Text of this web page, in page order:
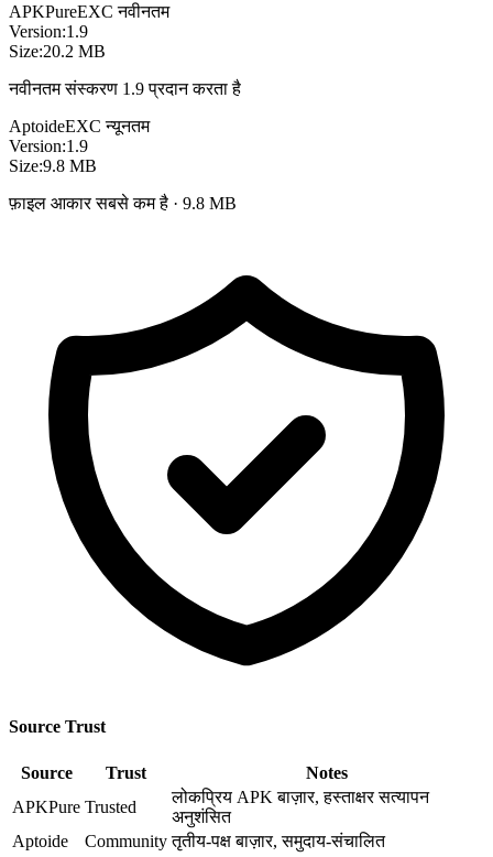
APKPureEXC नवीनतम
Version:1.9
Size:20.2 MB
नवीनतम संस्करण 1.9 प्रदान करता है
AptoideEXC न्यूनतम
Version:1.9
Size:9.8 MB
फ़ाइल आकार सबसे कम है · 9.8 MB
Source Trust
Source Trust
Notes
APKPure Trusted
लोकप्रिय APK बाज़ार, हस्ताक्षर सत्यापन
अनुशंसित
Aptoide
Community तृतीय-पक्ष बाज़ार, समुदाय-संचालित